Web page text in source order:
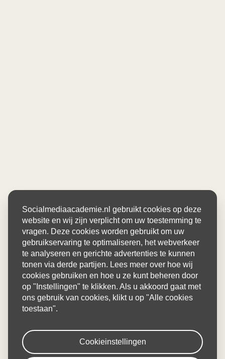
Socialmediaacademie.nl gebruikt cookies op deze
website en wij zijn verplicht om uw toestemming te
vragen. Deze cookies worden gebruikt om uw
gebruikservaring te optimaliseren, het webverkeer
te analyseren en gerichte advertenties te kunnen
tonen via derde partijen. Lees meer over hoe wij
cookies gebruiken en hoe u ze kunt beheren door
op "Instellingen" te klikken. Als u akkoord gaat met
ons gebruik van cookies, klikt u op "Alle cookies
toestaan".
Cookieinstellingen